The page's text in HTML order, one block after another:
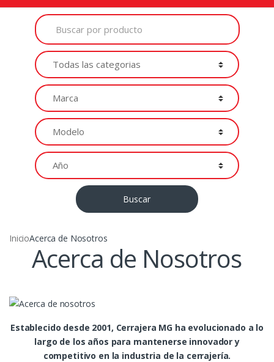
Buscar
por
Productos
Buscar
InicioAcerca de Nosotros
Acerca de Nosotros
Establecido desde 2001, Cerrajera MG ha evolucionado a lo
largo de los años para mantenerse innovador y
competitivo en la industria de la cerrajería.